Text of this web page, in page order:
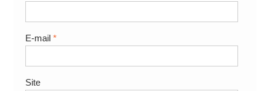
E-mail *
Site